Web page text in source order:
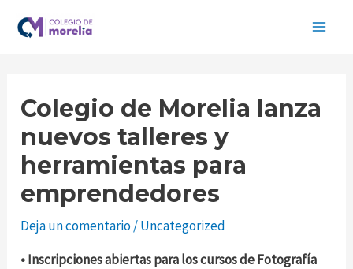
Main
Colegio de Morelia lanza
nuevos talleres y
herramientas para
emprendedores
Deja un comentario/Uncategorized
• Inscripciones abiertas para los cursos de Fotografía
de